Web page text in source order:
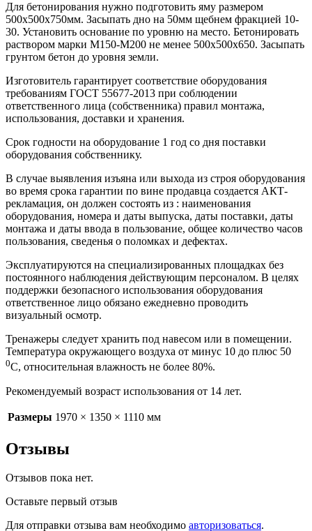
Для бетонирования нужно подготовить яму размером
500х500х750мм. Засыпать дно на 50мм щебнем фракцией 10-
30. Установить основание по уровню на место. Бетонировать
раствором марки М150-М200 не менее 500х500х650. Засыпать
грунтом бетон до уровня земли.
Изготовитель гарантирует соответствие оборудования
требованиям ГОСТ 55677-2013 при соблюдении
ответственного лица (собственника) правил монтажа,
использования, доставки и хранения.
Срок годности на оборудование 1 год со дня поставки
оборудования собственнику.
В случае выявления изъяна или выхода из строя оборудования
во время срока гарантии по вине продавца создается АКТ-
рекламация, он должен состоять из : наименования
оборудования, номера и даты выпуска, даты поставки, даты
монтажа и даты ввода в пользование, общее количество часов
пользования, сведенья о поломках и дефектах.
Эксплуатируются на специализированных площадках без
постоянного наблюдения действующим персоналом. В целях
поддержки безопасного использования оборудования
ответственное лицо обязано ежедневно проводить
визуальный осмотр.
Тренажеры следует хранить под навесом или в помещении.
Температура окружающего воздуха от минус 10 до плюс 50
0С, относительная влажность не более 80%.
Рекомендуемый возраст использования от 14 лет.
Размеры 1970 × 1350 × 1110 мм
Отзывы
Отзывов пока нет.
Оставьте первый отзыв
Для отправки отзыва вам необходимо авторизоваться.